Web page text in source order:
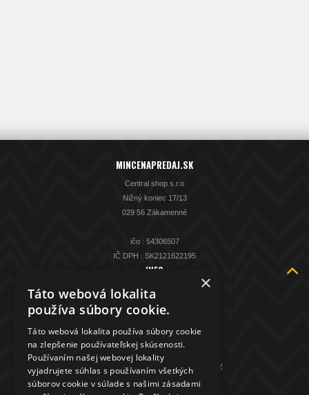
MINCENAPREDAJ.SK
Central shop s.r.o
Nižný koniec 17/13
029 56 Zákamenné
ičo : 54306507
IČ DPH : SK2121622195
INFO
O nás
Kontakt
KAMENNÁ PREDAJŇA
Spätný výkup striebra
Obchodné podmienky
GDPR - ochrana osobných údajov
KONTAKT
×
Táto webová lokalita
používa súbory cookie.
Táto webová lokalita používa súbory cookie
na zlepšenie používateľskej skúsenosti.
Používaním našej webovej lokality
vyjadrujete súhlas s používaním všetkých
súborov cookie v súlade s našimi zásadami